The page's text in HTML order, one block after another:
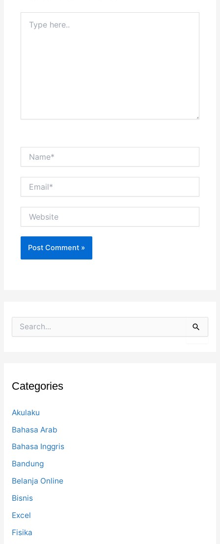
here..
o
Categories
Akulaku
Bahasa Arab
Bahasa Inggris
Bandung
Belanja Online
Bisnis
Excel
Fisika